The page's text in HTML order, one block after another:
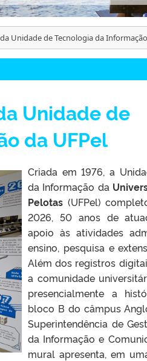
Unidade de Tecnologia da
Unidade de
da UFPel
Criada em 1976, a
da Informação da
Pelotas (UFPel)
2026, 50 anos de
apoio às atividades
ensino, pesquisa e
Além dos registros
a comunidade
presencialmente a
bloco B do câmpus
Superintendência de
da Informação e
mural apresenta, em